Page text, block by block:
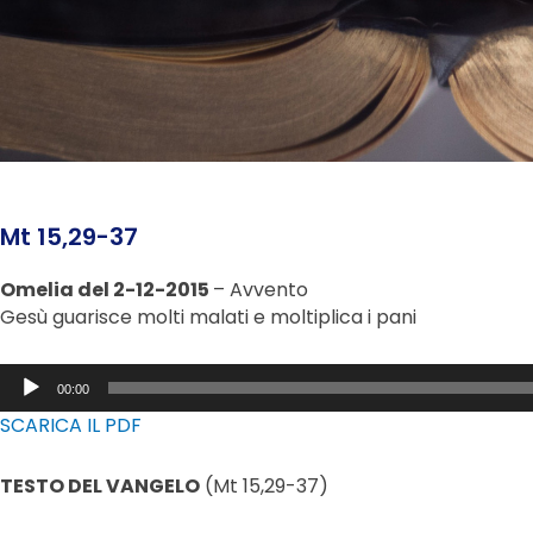
Mt 15,29-37
Omelia del 2-12-2015 – Avvento
Gesù guarisce molti malati e moltiplica i pani
Audio
Player
00:00
SCARICA IL PDF
TESTO DEL VANGELO (Mt 15,29-37)